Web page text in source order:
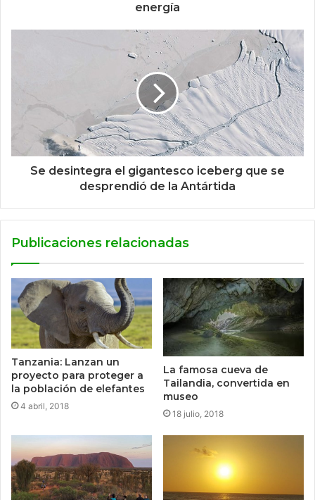
energía
Se desintegra el gigantesco iceberg que se
desprendió de la Antártida
Publicaciones relacionadas
Tanzania: Lanzan un
proyecto para proteger a
la población de elefantes
4 abril, 2018
La famosa cueva de
Tailandia, convertida en
museo
18 julio, 2018